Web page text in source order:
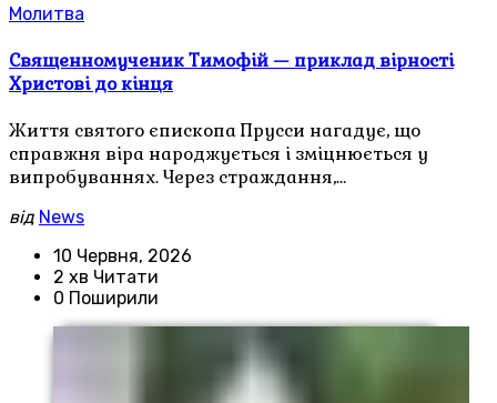
Молитва
Священномученик Тимофій — приклад вірності
Христові до кінця
Життя святого єпископа Прусси нагадує, що
справжня віра народжується і зміцнюється у
випробуваннях. Через страждання,…
від News
10 Червня, 2026
2 хв Читати
0 Поширили